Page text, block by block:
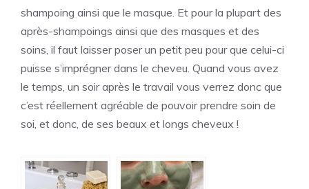
shampoing ainsi que le masque. Et pour la plupart des
après-shampoings ainsi que des masques et des
soins, il faut laisser poser un petit peu pour que celui-ci
puisse s’imprégner dans le cheveu. Quand vous avez
le temps, un soir après le travail vous verrez donc que
c’est réellement agréable de pouvoir prendre soin de
soi, et donc, de ses beaux et longs cheveux !